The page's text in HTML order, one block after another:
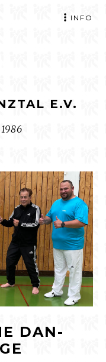
E.V.
INFO
DAN-